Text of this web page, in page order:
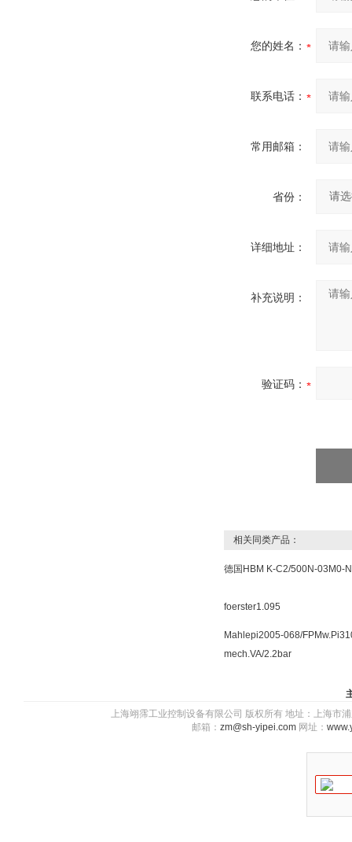
您的姓名：
联系电话：
常用邮箱：
省份：
详细地址：
补充说明：
验证码：
相关同类产品：
德国HBM K-C2/500N-03M0-
foerster1.095
Mahlepi2005-068/
mech.VA/2.2bar
上海翊霈工业控制设备有限公司 版权所有 地址：上海
邮箱： zm@sh-yipei.com 网址：